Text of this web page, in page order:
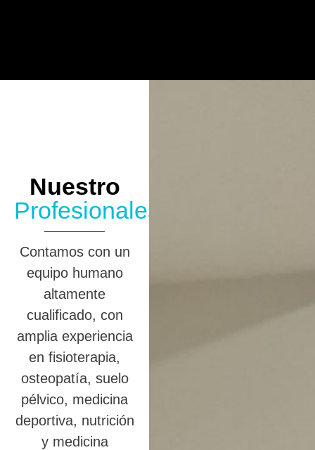
Nuestro
Profesionales
Contamos con un
equipo humano
altamente
cualificado, con
amplia experiencia
en fisioterapia,
osteopatía, suelo
pélvico, medicina
deportiva, nutrición
y medicina